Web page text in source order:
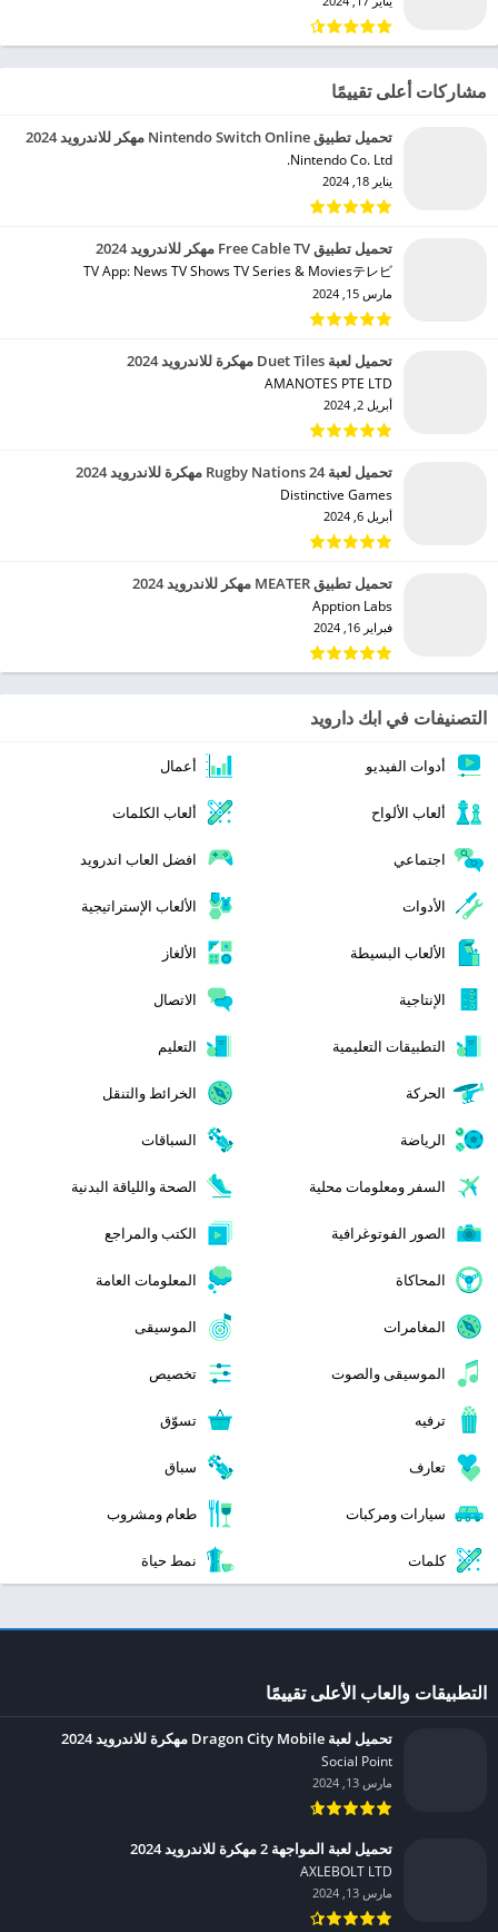
مشاركات أعلى تقييمًا
تحميل تطبيق Nintendo Switch Online مهكر للاندرويد 2024
Nintendo Co. Ltd.‏
يناير 18, 2024
تحميل تطبيق Free Cable TV مهكر للاندرويد 2024
TV App: News TV Shows TV Series & Moviesテレビ‏
مارس 15, 2024
تحميل لعبة Duet Tiles مهكرة للاندرويد 2024
AMANOTES PTE LTD‏
أبريل 2, 2024
تحميل لعبة Rugby Nations 24 مهكرة للاندرويد 2024
Distinctive Games‏
أبريل 6, 2024
تحميل تطبيق MEATER مهكر للاندرويد 2024
Apption Labs‏
فبراير 16, 2024
التصنيفات في ابك دارويد
أدوات الفيديو أعمال
ألعاب الألواح ألعاب الكلمات
اجتماعي افضل العاب اندرويد
الأدوات الألعاب الإستراتيجية
الألعاب البسيطة الألغاز
الإنتاجية الاتصال
التطبيقات التعليمية التعليم
الحركة الخرائط والتنقل
الرياضة السباقات
السفر ومعلومات محلية الصحة واللياقة البدنية
الصور الفوتوغرافية الكتب والمراجع
المحاكاة المعلومات العامة
المغامرات الموسيقى
الموسيقى والصوت تخصيص
ترفيه تسوّق
تعارف سباق
سيارات ومركبات طعام ومشروب
كلمات نمط حياة
التطبيقات والعاب الأعلى تقييمًا
تحميل لعبة Dragon City Mobile مهكرة للاندرويد 2024
Social Point‏
مارس 13, 2024
تحميل لعبة المواجهة 2 مهكرة للاندرويد 2024
AXLEBOLT LTD‏
مارس 13, 2024